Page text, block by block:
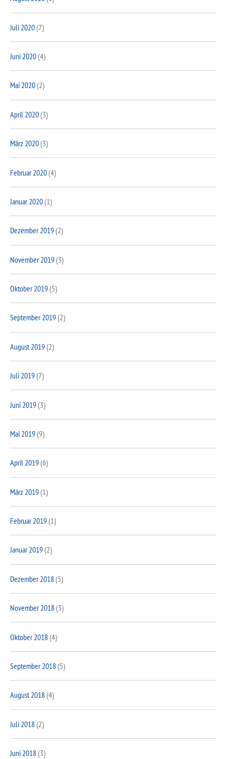
Juli 2020(7)
Juni 2020(4)
Mai 2020(2)
April 2020(3)
März 2020(3)
Februar 2020(4)
Januar 2020(1)
Dezember 2019(2)
November 2019(3)
Oktober 2019(5)
September 2019(2)
August 2019(2)
Juli 2019(7)
Juni 2019(3)
Mai 2019(9)
April 2019(6)
März 2019(1)
Februar 2019(1)
Januar 2019(2)
Dezember 2018(5)
November 2018(3)
Oktober 2018(4)
September 2018(5)
August 2018(4)
Juli 2018(2)
Juni 2018(3)